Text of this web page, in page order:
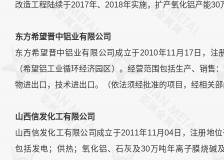
改造工程陆续于2017年、2018年实施，扩产氧化铝产能30
东方希望晋中铝业有限公司
东方希望晋中铝业有限公司成立于2010年11月17日，
（希望铝工业循环经济园区）。经营范围包括生产、销售
物进出口，技术进出口。（依法须经批准的项目，经相关
山西信发化工有限公司
山西信发化工有限公司成立于2011年11月04日，注册地
包括发电；供热；氧化铝、石灰及30万吨年离子膜烧碱